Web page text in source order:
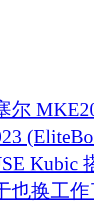
尔
Kubic
也换工作